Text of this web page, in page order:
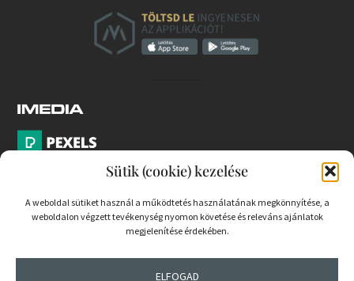
Sütik (cookie) kezelése
A weboldal sütiket használ a működtetés használatának megkönnyítése, a
weboldalon végzett tevékenység nyomon követése és releváns ajánlatok
megjelenítése érdekében.
ELFOGAD
PARTNEREK